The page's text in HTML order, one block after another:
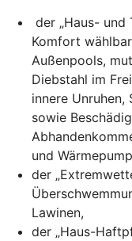
der „Haus- und
Komfort
Außenpools,
Diebstahl im
innere
sowie
und
der
Lawinen,
der „Haus-